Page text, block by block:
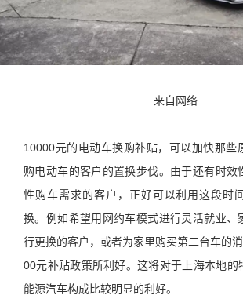
来自网络
10000元的电动车换购补贴，可以加快那些
购电动车的客户的置换步伐。由于还有时效
性购车需求的客户，正好可以利用这段时
换。例如希望用网约车模式进行灵活就业、
行更换的客户，或者为家里购买第二台车的
00元补贴政策所利好。这将对于上海本地的
能源汽车构成比较明显的利好。